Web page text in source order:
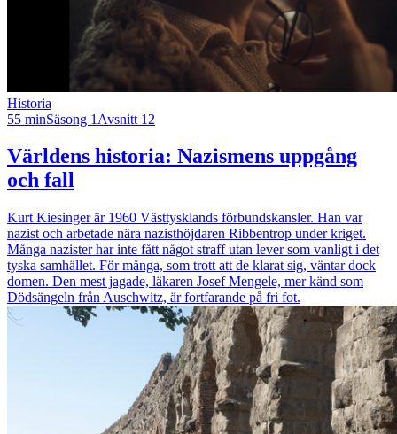
Historia
55 minSäsong 1 Avsnitt 12
Världens historia: Nazismens uppgång
och fall
Kurt Kiesinger är 1960 Västtysklands förbundskansler. Han var
nazist och arbetade nära nazisthöjdaren Ribbentrop under kriget.
Många nazister har inte fått något straff utan lever som vanligt i det
tyska samhället. För många, som trott att de klarat sig, väntar dock
domen. Den mest jagade, läkaren Josef Mengele, mer känd som
Dödsängeln från Auschwitz, är fortfarande på fri fot.